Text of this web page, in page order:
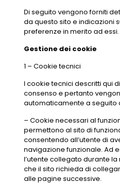
Di seguito vengono forniti
da questo sito e indicazioni
preferenze in merito ad essi.
Gestione dei cookie
1 – Cookie tecnici
I cookie tecnici descritti qui
consenso e pertanto
automaticamente a seguito
– Cookie necessari al
permettono al sito di
consentendo all’utente di
navigazione funzionale. Ad
l’utente collegato durante
che il sito richieda di
alle pagine successive.